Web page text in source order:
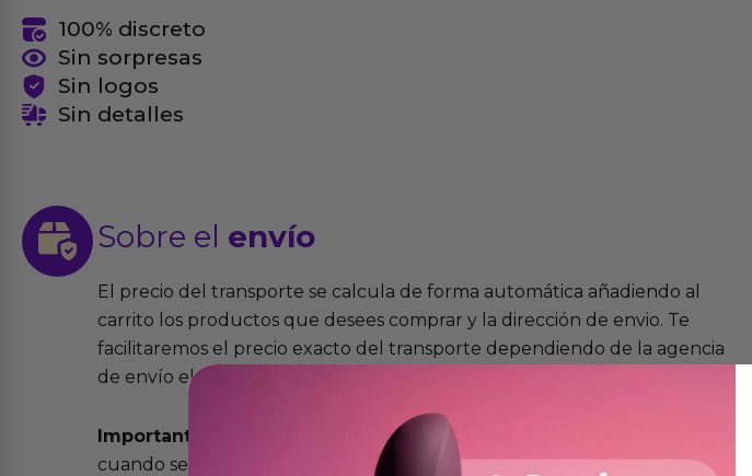
100% discreto
Sin sorpresas
Sin logos
Sin detalles
Sobre el envío
El precio del transporte se calcula de forma automática añadiendo al
carrito los productos que desees comprar y la dirección de envio. Te
facilitaremos el precio exacto del transporte dependiendo de la agencia
de envío elegida y el modo.
Importante:
Todos los pedidos son expedidos el mismo dia siempre y
cuando se cursen antes de las 13:00 horas y en días laborables.